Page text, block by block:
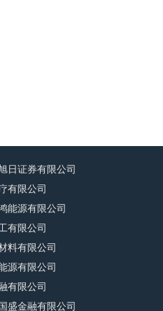
日证券有限公司
有限公司
能源有限公司
有限公司
料有限公司
源有限公司
有限公司
盛金融有限公司